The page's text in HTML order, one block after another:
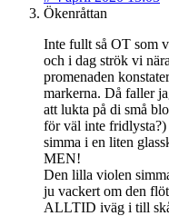
Ökenråttan
Inte fullt så OT som
och i dag strök vi
promenaden
markerna. Då faller
att lukta på di små
för väl inte
simma i en liten
MEN!
Den lilla violen
ju vackert om den
ALLTID iväg i till